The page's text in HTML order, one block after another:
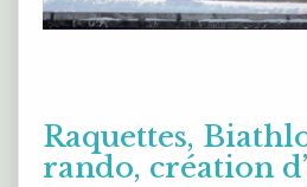
Raquettes,
rando, création